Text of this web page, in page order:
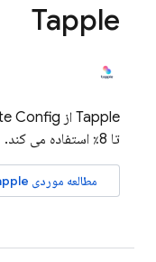
Tapple
Tapple از Config
تا 8٪ استفاده می کند.
مطالعه موردی Tapple را مشاهده کنید